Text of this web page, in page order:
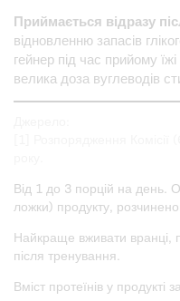
Приймається відразу
відновленню запасів
гейнер під час прийому
велика доза вуглеводів
Від 1 до 3 порцій на день.
ложки) продукту,
Найкраще вживати вранці,
після тренування.
Вміст протеїнів у продукті